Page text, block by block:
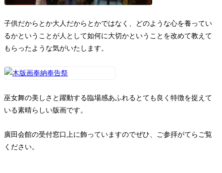
子供だからとか大人だからとかではなく、どのような心を養ってい
るかということが人として如何に大切かということを改めて教えて
もらったような気がいたします。
巫女舞の美しさと躍動する臨場感あふれるとても良く特徴を捉えて
いる素晴らしい版画です。
廣田会館の受付窓口上に飾っていますのでぜひ、ご参拝がてらご覧
ください。